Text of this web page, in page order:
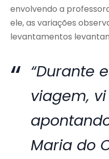
envolvendo a
ele, as variações
levantamentos
“Durante
viagem,
Maria do